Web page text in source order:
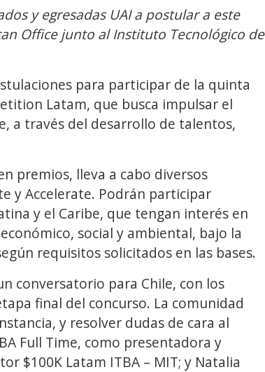
y egresadas UAI a postular a este
Office junto al Instituto Tecnológico de
para participar de la quinta
Latam, que busca impulsar el
a través del desarrollo de talentos,
premios, lleva a cabo diversos
y Accelerate. Podrán participar
y el Caribe, que tengan interés en
social y ambiental, bajo la
requisitos solicitados en las bases.
conversatorio para Chile, con los
final del concurso. La comunidad
y resolver dudas de cara al
Full Time, como presentadora y
$100K Latam ITBA – MIT; y Natalia